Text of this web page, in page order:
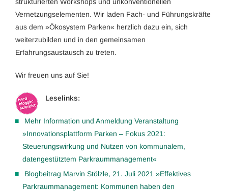
Vernetzungselementen. Wir laden Fach- und Führungskräfte
aus dem »Ökosystem Parken« herzlich dazu ein, sich
weiterzubilden und in den gemeinsamen
Erfahrungsaustausch zu treten.
Wir freuen uns auf Sie!
Leselinks:
Mehr Information und Anmeldung Veranstaltung
»Innovationsplattform Parken – Fokus 2021:
Steuerungswirkung und Nutzen von kommunalem,
datengestütztem Parkraummanagement«
Blogbeitrag Marvin Stölzle, 21. Juli 2021 »Effektives
Parkraummanagement: Kommunen haben den